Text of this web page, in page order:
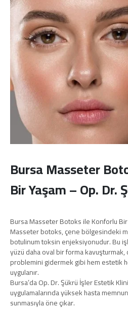
Bursa Masseter
Bir Yaşam – Op. Dr.
Bursa Masseter Botoks ile Konforlu
Masseter botoks, çene bölgesindeki
botulinum toksin enjeksiyonudur. Bu
yüzü daha oval bir forma kavuşturmak,
problemini gidermek gibi hem estetik
uygulanır.
Bursa’da Op. Dr. Şükrü İşler Estetik
uygulamalarında yüksek hasta
sunmasıyla öne çıkar.